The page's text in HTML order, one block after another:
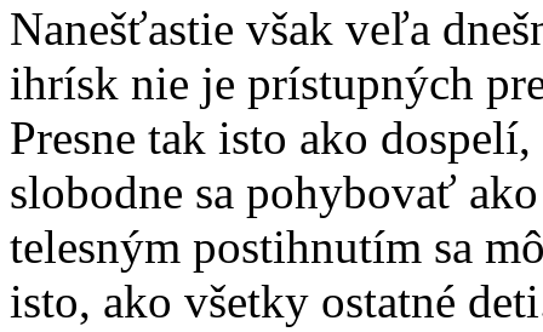
Nanešťastie však veľa
ihrísk nie je prístupných
Presne tak isto ako
slobodne sa pohybovať
telesným postihnutím sa
isto, ako všetky ostatné